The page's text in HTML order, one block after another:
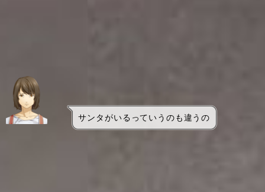
サンタがいるっていうのも違うの